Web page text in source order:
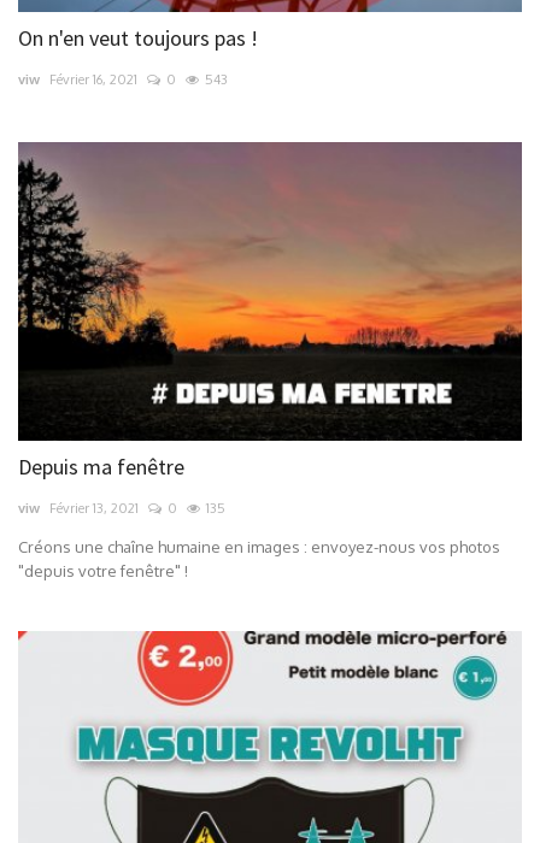
On n'en veut toujours pas !
viw Février 16, 2021 0 543
Depuis ma fenêtre
viw Février 13, 2021 0 135
Créons une chaîne humaine en images : envoyez-nous vos photos
"depuis votre fenêtre" !